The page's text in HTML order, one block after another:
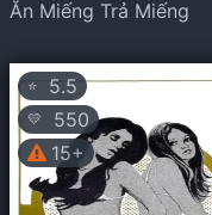
Ăn Miếng Trả Miếng
⭐ 5.5
💛
550
15+